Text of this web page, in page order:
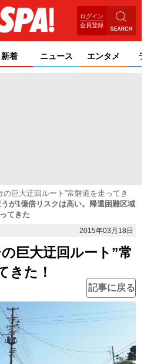
ログイン
会員登録
新着 ニュース エンタメ
の巨大迂回ルート”常磐道を走ってき
が1億倍リスクは高い。帰還困難区域
てきた
2015年03月18日
巨大迂回ルート”常
きた！
記事に戻る